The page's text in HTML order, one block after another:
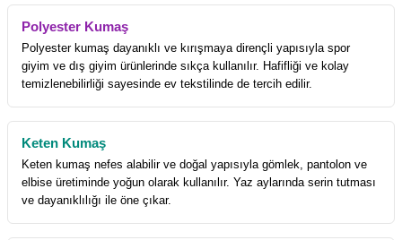
Polyester Kumaş
Polyester kumaş dayanıklı ve kırışmaya dirençli yapısıyla spor
giyim ve dış giyim ürünlerinde sıkça kullanılır. Hafifliği ve kolay
temizlenebilirliği sayesinde ev tekstilinde de tercih edilir.
Keten Kumaş
Keten kumaş nefes alabilir ve doğal yapısıyla gömlek, pantolon ve
elbise üretiminde yoğun olarak kullanılır. Yaz aylarında serin tutması
ve dayanıklılığı ile öne çıkar.